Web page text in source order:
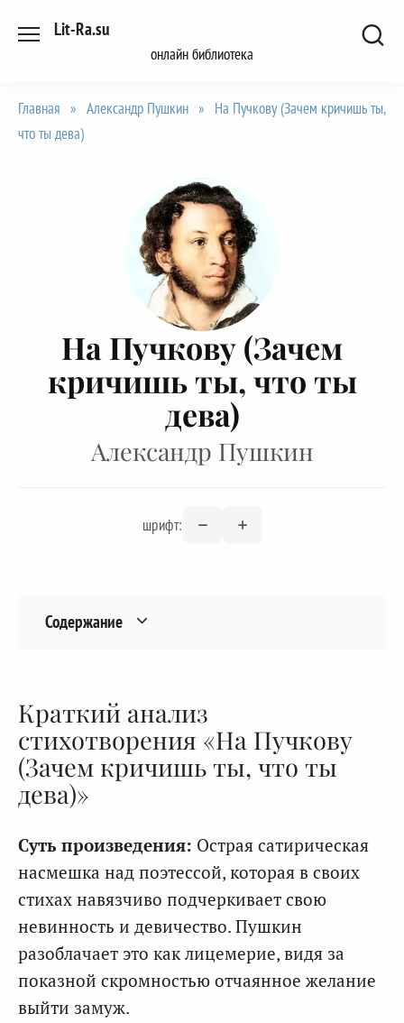
Lit-Ra.su
онлайн библиотека
Главная » Александр Пушкин » На Пучкову (Зачем кричишь ты,
что ты дева)
На Пучкову (Зачем
кричишь ты, что ты
дева)
Александр Пушкин
шрифт:
Содержание
Краткий анализ
стихотворения «На Пучкову
(Зачем кричишь ты, что ты
дева)»
Суть произведения: Острая сатирическая
насмешка над поэтессой, которая в своих
стихах навязчиво подчеркивает свою
невинность и девичество. Пушкин
разоблачает это как лицемерие, видя за
показной скромностью отчаянное желание
выйти замуж.